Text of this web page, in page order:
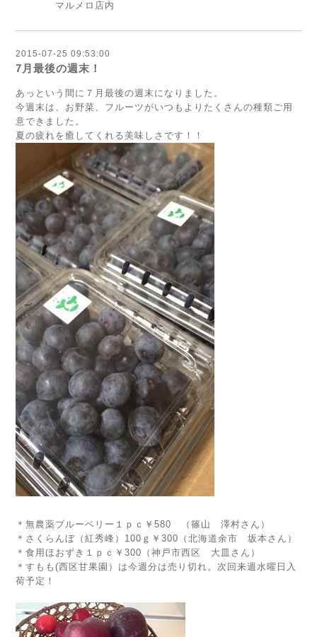
マルメロ店内
2015-07-25 09:53:00
7月最後の週末！
あっという間に７月最後の週末になりました。
今週末は、お野菜、フルーツがいつもよりたくさんの種類ご用
意できました。
夏の疲れを癒してくれる美味しさです！！
＊無農薬ブルーベリー１ｐｃ￥580 （篠山 澤村さん）
＊さくらんぼ（紅秀峰）100ｇ￥300（北海道余市 坂本さん）
＊食用ほおずき１ｐｃ￥300（神戸市西区 大皿さん）
＊すもも(西区甘果園）は今週分は売り切れ。次回来週水曜日入
荷予定！